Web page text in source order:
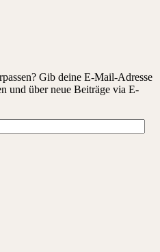
Gib deine E-Mail-Adresse
und über neue Beiträge via E-